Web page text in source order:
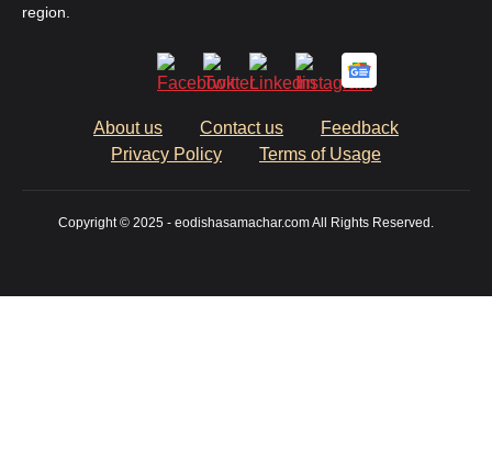
region.
About us Contact us
Feedback
Privacy Policy
Terms of Usage
Copyright © 2025 - eodishasamachar.com All Rights Reserved.